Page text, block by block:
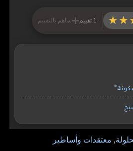
1 تقييم +ساهم بالتقييم
, معتقدات وأساطير